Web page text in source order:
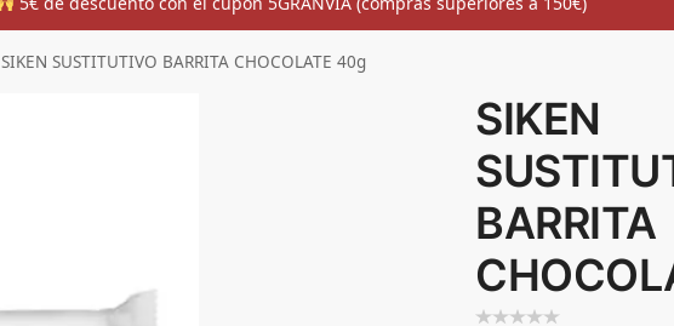
SIKEN SUSTITUTIVO BARRITA CHOCOLATE 40g
SIKEN
BARRITA